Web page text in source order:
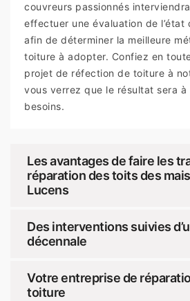
couvreurs passionnés
effectuer une évaluation de l’état
afin de déterminer la meilleure
toiture à adopter. Confiez en
projet de réfection de toiture à
vous verrez que le résultat sera
besoins.
Les avantages de faire les
réparation des toits des
Lucens
Des interventions suivies
décennale
Votre entreprise de
toiture